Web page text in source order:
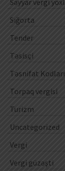
Sığorta
Tender
Təsisçi
Təsnifat Kodları
Torpaq vergisi
Turizm
Uncategorized
Vergi
Vergi güzəşti